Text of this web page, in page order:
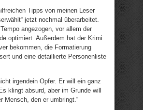
Tipps von meinen Leser
jetzt nochmal überarbeitet.
angezogen, vor allem der
optimiert. Außerdem hat der Krimi
bekommen, die Formatierung
und eine detaillierte Personenliste
irgendein Opfer. Er will ein ganz
klingt absurd, aber im Grunde will
Mensch, den er umbringt.“